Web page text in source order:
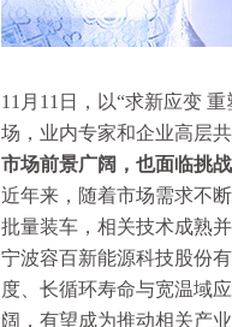
11月11日，以“求新应变
场，业内专家和企业高层
市场前景广阔，也面临挑战
近年来，随着市场需求不
批量装车，相关技术成熟
宁波容百新能源科技股份
度、长循环寿命与宽温域
阔，有望成为推动相关产